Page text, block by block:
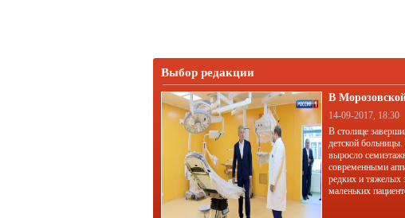
Выбор редакции
В
корпус
14-09-2017, 18:30
В столице
детской
выросло
современными
редких и тяжелых
маленьких